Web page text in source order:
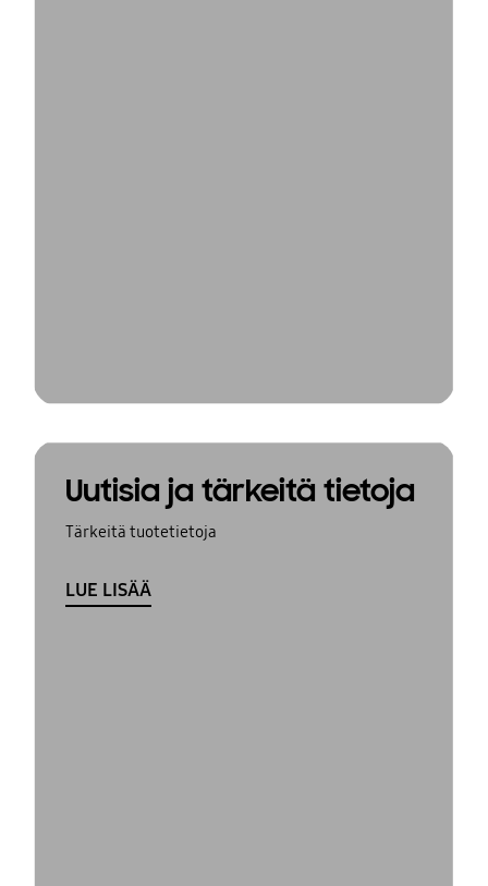
Uutisia ja tärkeitä tietoja
Tärkeitä tuotetietoja
LUE LISÄÄ